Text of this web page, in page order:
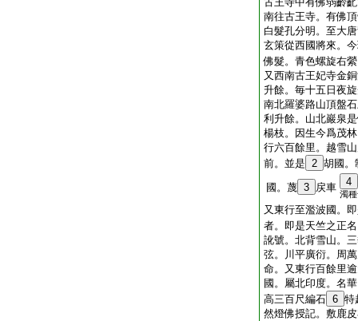
南往古王寺。有佛
白髮孔分明。至大
玄策從西國將來。
佛髮。青色螺旋右
又西南古王妃寺金
升餘。毎十五日夜
南北羅婆路山頂盤
利升餘。山北巖泉
楊枝。因生今爲茂
行六百餘里。越雪
前。並是 2 胡國。
國。蔑 3 戻車 4
濁
又東行至濫波國。
者。即是天竺之正
訛號。北背雪山。
弦。川平廣衍。周
命。又東行百餘里
國。屬北印度。名
高三百尺編石 6 特
然燈佛授記。敷鹿